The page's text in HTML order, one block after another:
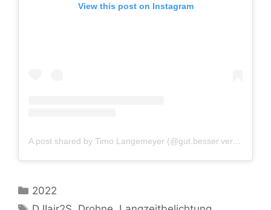
View this post on Instagram
A post shared by Timo Langemeyer (@gut.besser.vermesser)
Kategorien
2022
Schlagwörter